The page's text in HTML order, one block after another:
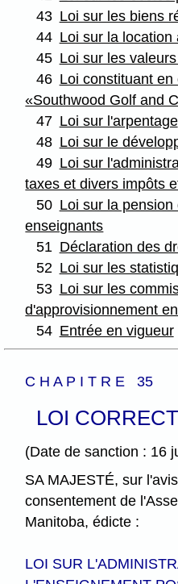
43 Loi sur les biens
44 Loi sur la location
45 Loi sur les
46 Loi constituant
«Southwood Golf and
47 Loi sur l'arpentage
48 Loi sur le
49 Loi sur
taxes et divers impôts
50 Loi sur la
enseignants
51 Déclaration des
52 Loi sur les
53 Loi sur les
d'approvisionnement
54 Entrée en vigueur
C H A P I T R E 35
LOI
(Date de sanction : 16
SA MAJESTÉ, sur
consentement de
Manitoba, édicte :
LOI SUR